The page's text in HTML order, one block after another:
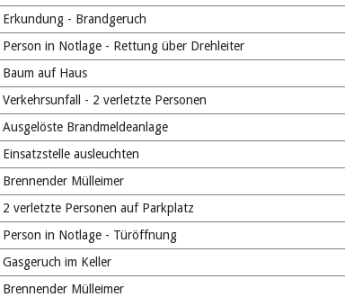
Erkundung - Brandgeruch
Person in Notlage - Rettung über Drehleiter
Baum auf Haus
Verkehrsunfall - 2 verletzte Personen
Ausgelöste Brandmeldeanlage
Einsatzstelle ausleuchten
Brennender Mülleimer
2 verletzte Personen auf Parkplatz
Person in Notlage - Türöffnung
Gasgeruch im Keller
Brennender Mülleimer